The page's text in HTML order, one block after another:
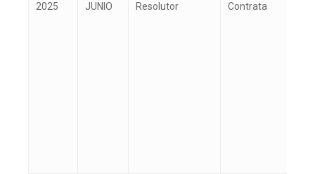
2025 JUNIO Resolutor Contrata